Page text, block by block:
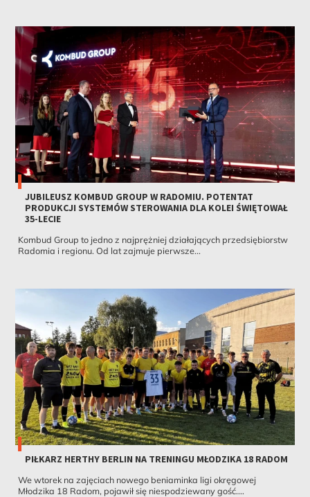
JUBILEUSZ KOMBUD GROUP W RADOMIU. POTENTAT
PRODUKCJI SYSTEMÓW STEROWANIA DLA KOLEI ŚWIĘTOWAŁ
35-LECIE
Kombud Group to jedno z najprężniej działających przedsiębiorstw
Radomia i regionu. Od lat zajmuje pierwsze...
PIŁKARZ HERTHY BERLIN NA TRENINGU MŁODZIKA 18 RADOM
We wtorek na zajęciach nowego beniaminka ligi okręgowej
Młodzika 18 Radom, pojawił się niespodziewany gość....